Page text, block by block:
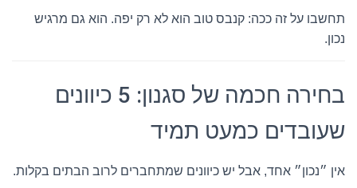
תחשבו על זה ככה: קנבס טוב הוא לא רק יפה. הוא גם מרגיש
נכון.
בחירה חכמה של סגנון: 5 כיוונים
שעובדים כמעט תמיד
אין ״נכון״ אחד, אבל יש כיוונים שמתחברים לרוב הבתים בקלות.